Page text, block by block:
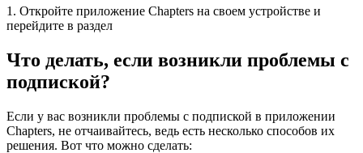
1. Откройте приложение Chapters на своем устройстве и
перейдите в раздел
Что делать, если возникли проблемы с
подпиской?
Если у вас возникли проблемы с подпиской в приложении
Chapters, не отчаивайтесь, ведь есть несколько способов их
решения. Вот что можно сделать: